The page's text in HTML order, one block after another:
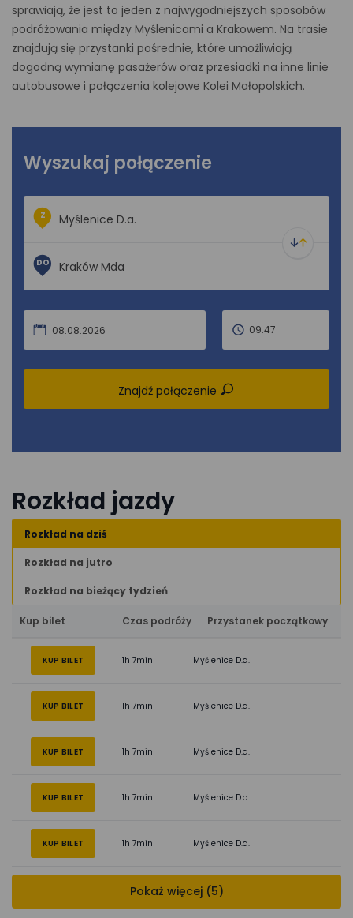
sprawiają, że jest to jeden z najwygodniejszych sposobów
podróżowania między Myślenicami a Krakowem. Na trasie
znajdują się przystanki pośrednie, które umożliwiają
dogodną wymianę pasażerów oraz przesiadki na inne linie
autobusowe i połączenia kolejowe Kolei Małopolskich.
Wyszukaj połączenie
Z
DO
08.08.2026 09:47
Znajdź połączenie
Rozkład jazdy
Rozkład na dziś
Rozkład na jutro
Rozkład na bieżący tydzień
Kup bilet Czas podróży Przystanek początkowy
KUP BILET 1h 7min Myślenice D.a.
KUP BILET 1h 7min Myślenice D.a.
KUP BILET 1h 7min Myślenice D.a.
KUP BILET 1h 7min Myślenice D.a.
KUP BILET 1h 7min Myślenice D.a.
Pokaż więcej (5)